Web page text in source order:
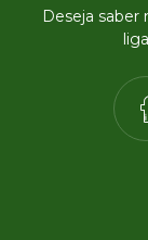
Deseja